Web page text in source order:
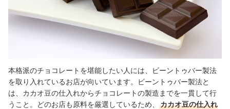
本格派のチョコレートを堪能したい人には、ビーントゥバー製法
を取り入れているお店が向いています。ビーントゥバー製法と
は、カカオ豆の仕入れからチョコレートの製造までを一貫して行
うこと。どのお店も原料を厳選しているため、
カカオ豆の仕入れ